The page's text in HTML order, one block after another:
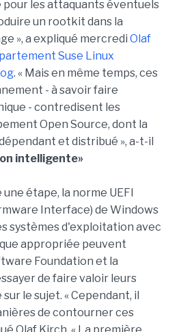
les attaquants éventuels
un rootkit dans la
», a expliqué mercredi Olaf
Suse Linux
. « Mais en même temps, ces
- à savoir faire
- contredisent les
Open Source, dont la
et distribué », a-t-il
intelligente»
étape, la norme UEFI
Interface) de Windows
systèmes d'exploitation avec
appropriée peuvent
Foundation et la
de faire valoir leurs
le sujet. « Cependant, il
de contourner ces